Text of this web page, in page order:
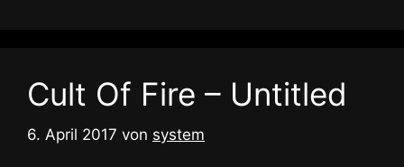
Cult Of Fire – Untitled
6. April 2017 von system